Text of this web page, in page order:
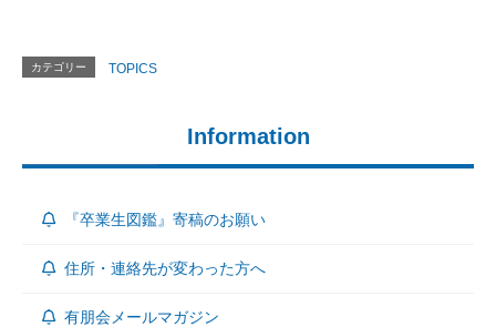
カテゴリー TOPICS
Information
『卒業生図鑑』寄稿のお願い
住所・連絡先が変わった方へ
有朋会メールマガジン